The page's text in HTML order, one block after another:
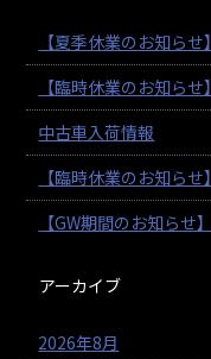
【夏季休業のお知らせ】
【臨時休業のお知らせ】
中古車入荷情報
【臨時休業のお知らせ】
【GW期間のお知らせ】
アーカイブ
2026年8月